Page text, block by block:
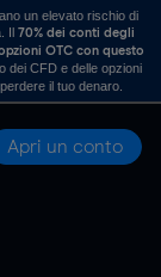
un elevato rischio di
Il70% dei conti degli
OTC con questo
dei CFD e delle opzioni
il tuo denaro.
Apri un conto